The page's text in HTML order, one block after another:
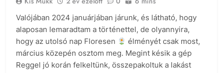
Valójában 2024 januárjában járunk, és látható, hogy
alaposan lemaradtam a történettel, de olyannyira,
hogy az utolsó nap Floresen
élményét csak most,
március közepén osztom meg. Megint késik a gép
Reggel jó korán felkeltünk, összepakoltuk a lakást